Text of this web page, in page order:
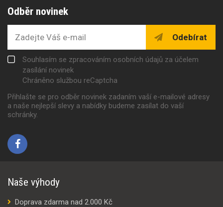
Odběr novinek
Odebírat
Souhlasím se zpracováním osobních údajů za účelem
zasílání novinek
Chráněno službou reCaptcha
Přihlašte se pro odběr novinek zadaním vaší e-mailové adresy
a naše nejlepší slevy a nabídky budeme zasílat do vaší
schránky.
Naše výhody
Doprava zdarma nad 2.000 Kč